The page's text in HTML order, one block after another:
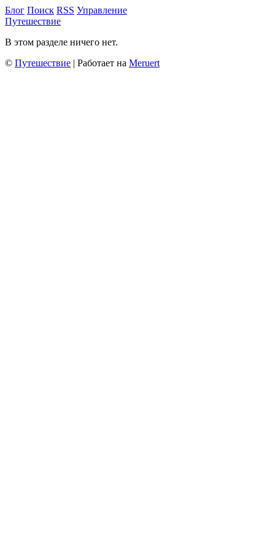
Блог Поиск RSS Управление
Путешествие
В этом разделе ничего нет.
© Путешествие | Работает на Meruert